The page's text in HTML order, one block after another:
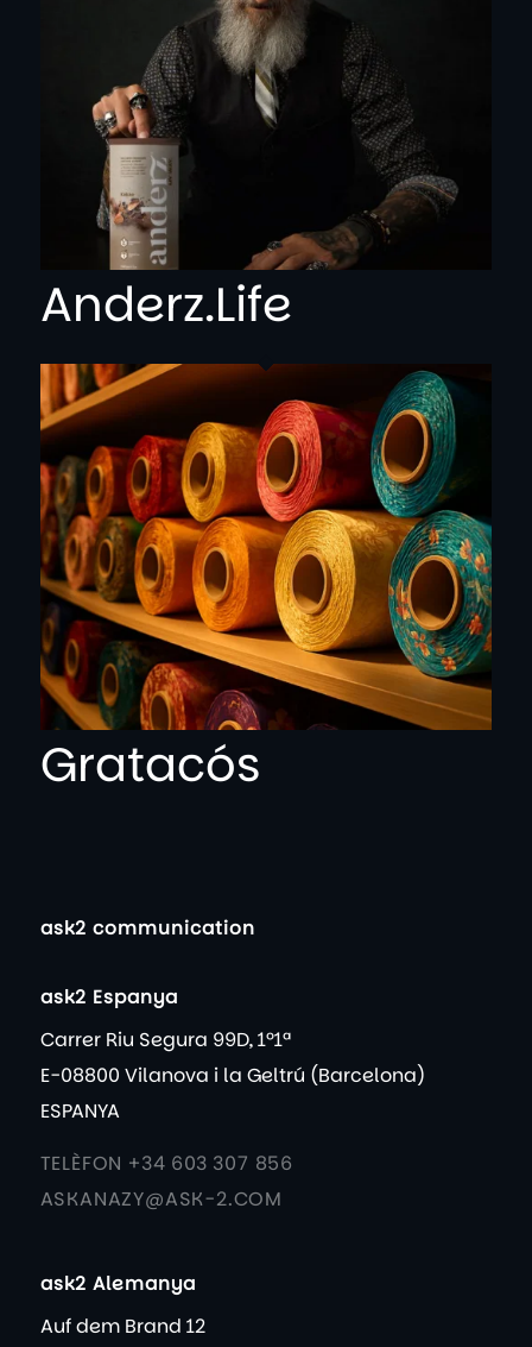
Anderz.Life
Gratacós
ask2 communication
ask2 Espanya
Carrer Riu Segura 99D, 1º1ª
E-08800 Vilanova i la Geltrú (Barcelona)
ESPANYA
TELÈFON +34 603 307 856
ASKANAZY@ASK-2.COM
ask2 Alemanya
Auf dem Brand 12